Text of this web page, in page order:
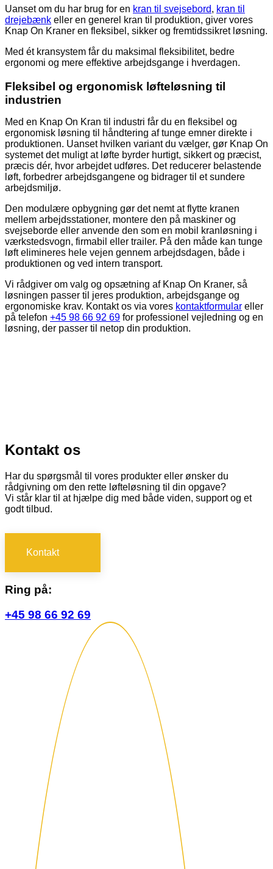
Uanset om du har brug for en kran til svejsebord, kran til
drejebænk eller en generel kran til produktion, giver vores
Knap On Kraner en fleksibel, sikker og fremtidssikret løsning.
Med ét kransystem får du maksimal fleksibilitet, bedre
ergonomi og mere effektive arbejdsgange i hverdagen.
Fleksibel og ergonomisk løfteløsning til
industrien
Med en Knap On Kran til industri får du en fleksibel og
ergonomisk løsning til håndtering af tunge emner direkte i
produktionen. Uanset hvilken variant du vælger, gør Knap On
systemet det muligt at løfte byrder hurtigt, sikkert og præcist,
præcis dér, hvor arbejdet udføres. Det reducerer belastende
løft, forbedrer arbejdsgangene og bidrager til et sundere
arbejdsmiljø.
Den modulære opbygning gør det nemt at flytte kranen
mellem arbejdsstationer, montere den på maskiner og
svejseborde eller anvende den som en mobil kranløsning i
værkstedsvogn, firmabil eller trailer. På den måde kan tunge
løft elimineres hele vejen gennem arbejdsdagen, både i
produktionen og ved intern transport.
Vi rådgiver om valg og opsætning af Knap On Kraner, så
løsningen passer til jeres produktion, arbejdsgange og
ergonomiske krav. Kontakt os via vores kontaktformular eller
på telefon +45 98 66 92 69 for professionel vejledning og en
løsning, der passer til netop din produktion.
Kontakt os
Har du spørgsmål til vores produkter eller ønsker du
rådgivning om den rette løfteløsning til din opgave?
Vi står klar til at hjælpe dig med både viden, support og et
godt tilbud.
Kontakt
Ring på:
+45 98 66 92 69